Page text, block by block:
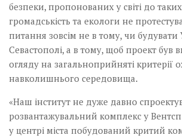
безпеки, пропонованих у світі до
громадськість та екологи не
питання зовсім не в тому, чи
Севастополі, а в тому, щоб проект був
огляду на загальноприйняті критерії
навколишнього середовища.
«Наш інститут не дуже давно
розвантажувальний комплекс у
у центрі міста побудований критий